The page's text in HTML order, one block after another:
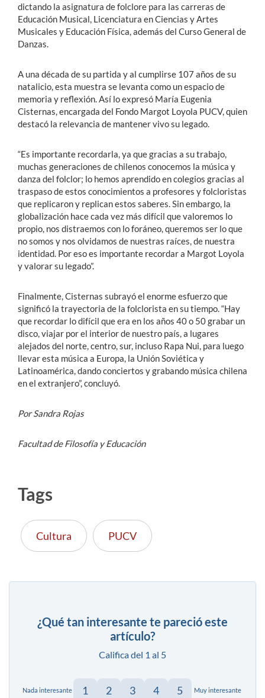
dictando la asignatura de folclore para las carreras de
Educación Musical, Licenciatura en Ciencias y Artes
Musicales y Educación Física, además del Curso General de
Danzas.
A una década de su partida y al cumplirse 107 años de su
natalicio, esta muestra se levanta como un espacio de
memoria y reflexión. Así lo expresó María Eugenia
Cisternas, encargada del Fondo Margot Loyola PUCV, quien
destacó la relevancia de mantener vivo su legado.
“Es importante recordarla, ya que gracias a su trabajo,
muchas generaciones de chilenos conocemos la música y
danza del folclor; lo hemos aprendido en colegios gracias al
traspaso de estos conocimientos a profesores y folcloristas
que replicaron y replican estos saberes. Sin embargo, la
globalización hace cada vez más difícil que valoremos lo
propio, nos distraemos con lo foráneo, queremos ser lo que
no somos y nos olvidamos de nuestras raíces, de nuestra
identidad. Por eso es importante recordar a Margot Loyola
y valorar su legado”.
Finalmente, Cisternas subrayó el enorme esfuerzo que
significó la trayectoria de la folclorista en su tiempo. “Hay
que recordar lo difícil que era en los años 40 o 50 grabar un
disco, viajar por el interior de nuestro país, a lugares
alejados del norte, centro, sur, incluso Rapa Nui, para luego
llevar esta música a Europa, la Unión Soviética y
Latinoamérica, dando conciertos y grabando música chilena
en el extranjero”, concluyó.
Por Sandra Rojas
Facultad de Filosofía y Educación
Tags
Cultura PUCV
¿Qué tan interesante te pareció este
artículo?
Califica del 1 al 5
Nada interesante 1 2 3 4 5 Muy interesante